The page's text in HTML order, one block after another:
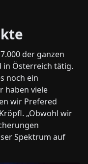
der ganzen
in Österreich tätig.
noch ein
haben viele
wir Prefered
„Obwohl wir
Spektrum auf